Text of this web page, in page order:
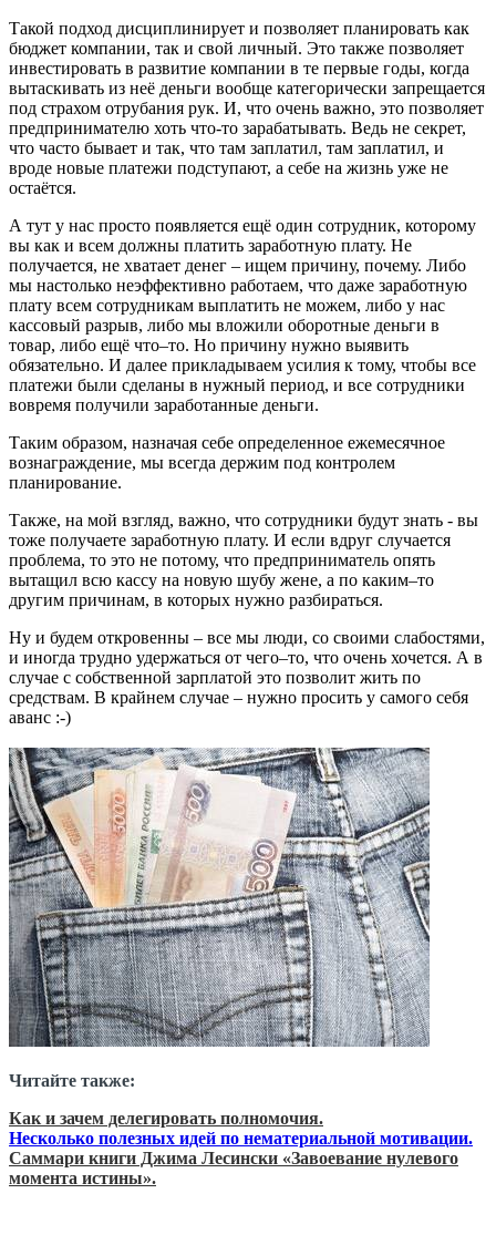
Такой подход дисциплинирует и позволяет планировать как
бюджет компании, так и свой личный. Это также позволяет
инвестировать в развитие компании в те первые годы, когда
вытаскивать из неё деньги вообще категорически запрещается
под страхом отрубания рук. И, что очень важно, это позволяет
предпринимателю хоть что-то зарабатывать. Ведь не секрет,
что часто бывает и так, что там заплатил, там заплатил, и
вроде новые платежи подступают, а себе на жизнь уже не
остаётся.
А тут у нас просто появляется ещё один сотрудник, которому
вы как и всем должны платить заработную плату. Не
получается, не хватает денег – ищем причину, почему. Либо
мы настолько неэффективно работаем, что даже заработную
плату всем сотрудникам выплатить не можем, либо у нас
кассовый разрыв, либо мы вложили оборотные деньги в
товар, либо ещё что–то. Но причину нужно выявить
обязательно. И далее прикладываем усилия к тому, чтобы все
платежи были сделаны в нужный период, и все сотрудники
вовремя получили заработанные деньги.
Таким образом, назначая себе определенное ежемесячное
вознаграждение, мы всегда держим под контролем
планирование.
Также, на мой взгляд, важно, что сотрудники будут знать - вы
тоже получаете заработную плату. И если вдруг случается
проблема, то это не потому, что предприниматель опять
вытащил всю кассу на новую шубу жене, а по каким–то
другим причинам, в которых нужно разбираться.
Ну и будем откровенны – все мы люди, со своими слабостями,
и иногда трудно удержаться от чего–то, что очень хочется. А в
случае с собственной зарплатой это позволит жить по
средствам. В крайнем случае – нужно просить у самого себя
аванс :-)
Читайте также:
Как и зачем делегировать полномочия.
Несколько полезных идей по нематериальной мотивации.
Саммари книги Джима Лесински «Завоевание нулевого
момента истины».